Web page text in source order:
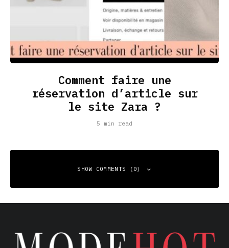
Comment faire une
réservation d’article sur
le site Zara ?
5 min read
SHOW COMMENTS (0)
Your email address will not be published.
Required fields